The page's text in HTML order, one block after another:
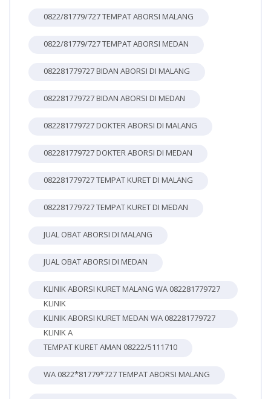
0822/81779/727 TEMPAT ABORSI MALANG
0822/81779/727 TEMPAT ABORSI MEDAN
082281779727 BIDAN ABORSI DI MALANG
082281779727 BIDAN ABORSI DI MEDAN
082281779727 DOKTER ABORSI DI MALANG
082281779727 DOKTER ABORSI DI MEDAN
082281779727 TEMPAT KURET DI MALANG
082281779727 TEMPAT KURET DI MEDAN
JUAL OBAT ABORSI DI MALANG
JUAL OBAT ABORSI DI MEDAN
KLINIK ABORSI KURET MALANG WA 082281779727
KLINIK
KLINIK ABORSI KURET MEDAN WA 082281779727
KLINIK A
TEMPAT KURET AMAN 08222/5111710
WA 0822*81779*727 TEMPAT ABORSI MALANG